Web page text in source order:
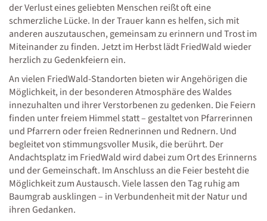
der Verlust eines geliebten Menschen reißt oft eine
schmerzliche Lücke. In der Trauer kann es helfen, sich mit
anderen auszutauschen, gemeinsam zu erinnern und Trost im
Miteinander zu finden. Jetzt im Herbst lädt FriedWald wieder
herzlich zu Gedenkfeiern ein.
An vielen FriedWald-Standorten bieten wir Angehörigen die
Möglichkeit, in der besonderen Atmosphäre des Waldes
innezuhalten und ihrer Verstorbenen zu gedenken. Die Feiern
finden unter freiem Himmel statt – gestaltet von Pfarrerinnen
und Pfarrern oder freien Rednerinnen und Rednern. Und
begleitet von stimmungsvoller Musik, die berührt. Der
Andachtsplatz im FriedWald wird dabei zum Ort des Erinnerns
und der Gemeinschaft. Im Anschluss an die Feier besteht die
Möglichkeit zum Austausch. Viele lassen den Tag ruhig am
Baumgrab ausklingen – in Verbundenheit mit der Natur und
ihren Gedanken.